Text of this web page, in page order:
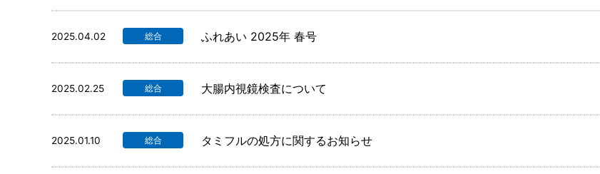
2025.04.02 総合 ふれあい 2025年 春号
2025.02.25 総合 大腸内視鏡検査について
2025.01.10 総合 タミフルの処方に関するお知らせ